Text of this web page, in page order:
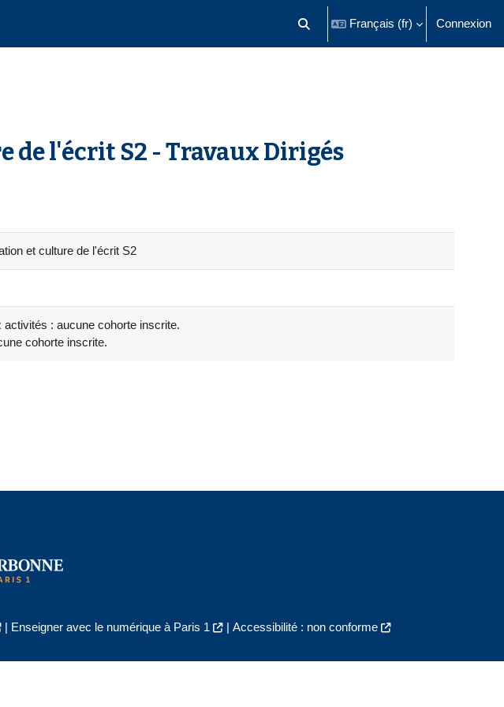
Activer/désactiver la saisie de
Français ‎(fr)‎ Connexion
de l'écrit S2 - Travaux Dirigés
et culture de l'écrit S2
: aucune cohorte inscrite.
cohorte inscrite.
| Enseigner avec le numérique à Paris 1 | Accessibilité : non conforme